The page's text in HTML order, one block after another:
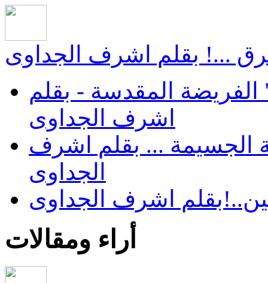
...! بقلم اشرف الجداوى
المقدسة - بقلم
اشرف الجداوى
الجسيمة ... بقلم اشرف
الجداوى
اشرف الجداوى
أراء ومقالات